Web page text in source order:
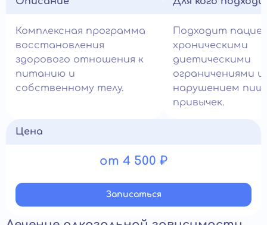
Комплексная программа
восстановления
здорового отношения к
питанию и
собственному телу.
Подходит
хроническими
диетическими
ограничениями и
нарушением
привычек.
Цена
от 4 500 ₽
Записатьcя